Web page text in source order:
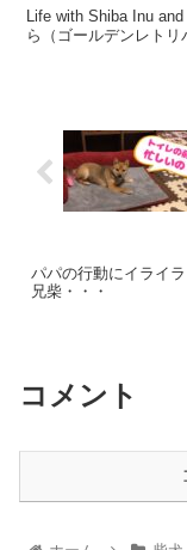
Life with Shiba Inu
ら（ゴールデンレトリ
パパの行動にイライ
兄柴・・・
コメント